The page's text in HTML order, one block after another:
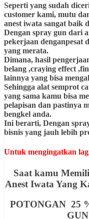
Seperti yang sudah
customer kami, mutu
anest iwata sangat baik
Dengan spray gun dari
pekerjaan denganpesat
yang merata.
Dimana, hasil
belang ,craying effect
lainnya yang bisa
Sehingga alat semprot
yang sama kamu bisa
pelapisan dan pastinya
bengkel anda.
Ini berarti, Dengan
bisnis yang jauh lebih
Untuk mengingatkan
Saat kamu
Anest Iwata Yang
POTONGAN 25